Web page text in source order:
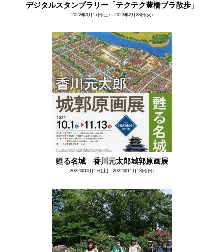
デジタルスタンプラリー「テクテク豊橋ブラ散歩」
2022年9月17日(土)～2023年2月28日(火)
甦る名城 香川元太郎城郭原画展
2022年10月1日(土)～2022年11月13日(日)